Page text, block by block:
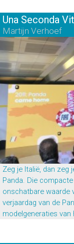
Una Seconda
Martijn Verhoef
Zeg je Italië, dan zeg
Panda. Die
onschatbare waarde
verjaardag van de
modelgeneraties van